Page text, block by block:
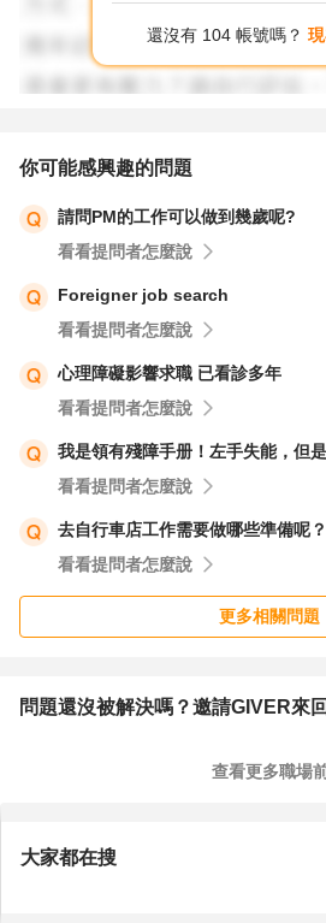
還沒有 104 帳號嗎？
你可能感興趣的問題
請問PM的工作可以做到幾歲呢?
看看提問者怎麼說
Foreigner job search
看看提問者怎麼說
心理障礙影響求職 已看診多年
看看提問者怎麼說
我是領有殘障手册！左手失能，但是
看看提問者怎麼說
去自行車店工作需要做哪些準備呢？
看看提問者怎麼說
更多相關問題
問題還沒被解決嗎？邀請GIVER來
查看更多職場
大家都在搜